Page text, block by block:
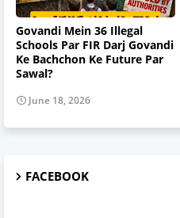
Govandi Mein 36 Illegal
Schools Par FIR Darj Govandi
Ke Bachchon Ke Future Par
Sawal?
June 18, 2026
FACEBOOK